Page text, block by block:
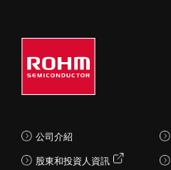
公司介紹
股東和投資人資訊